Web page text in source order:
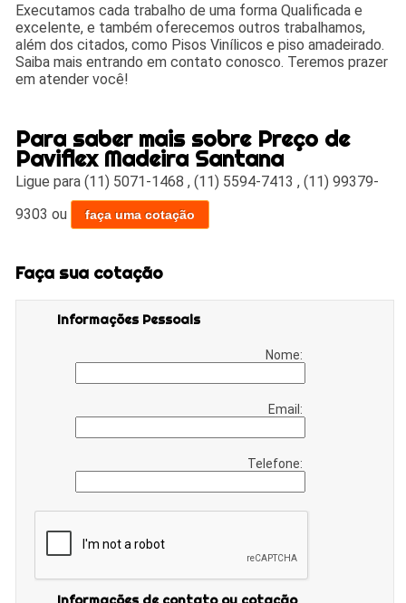
Executamos cada trabalho de uma forma Qualificada e
excelente, e também oferecemos outros trabalhamos,
além dos citados, como Pisos Vinílicos e piso amadeirado.
Saiba mais entrando em contato conosco. Teremos prazer
em atender você!
Para saber mais sobre Preço de
Paviflex Madeira Santana
Ligue para(11) 5071-1468 ,(11) 5594-7413 ,(11) 99379-
9303 ou faça uma cotação
Faça sua cotação
Informações Pessoais
Nome:
Email:
Telefone: